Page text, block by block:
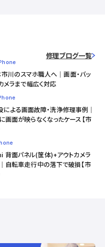
修理ブログ一覧
川のスマホ職人へ｜画面・バッ
メラまで幅広く対応
よる画面故障・洗浄修理事例｜
面が映らなくなったケース【市
面パネル(筐体)+アウトカメラ
自転車走行中の落下で破損【市